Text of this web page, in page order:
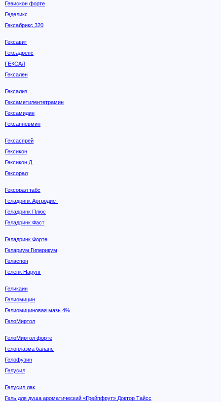
Гевискон форте
Геделикс
Гексабрикс 320
Гексавит
Гексадрепс
ГЕКСАЛ
Гексален
Гексализ
Гексаметилентетрамин
Гексамидин
Гексапневмин
Гексаспрей
Гексикон
Гексикон Д
Гексорал
Гексорал табс
Геладринк Артродиет
Геладринк Плюс
Геладринк Фаст
Геладринк Форте
Гелариум Гиперикум
Геласпон
Геленк Нарунг
Геликаин
Гелиомицин
Гелиомициновая мазь 4%
ГелоМиртол
ГелоМиртол форте
Гелоплазма баланс
Гелофузин
Гелусил
Гелусил лак
Гель для душа ароматический «Грейпфрут» Доктор Тайсс